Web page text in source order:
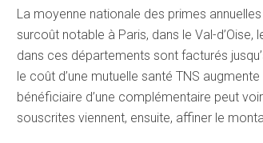
La moyenne nationale des primes
surcoût notable à Paris, dans le Val-
dans ces départements sont facturés
le coût d’une mutuelle santé TNS
bénéficiaire d’une complémentaire peut
souscrites viennent, ensuite, affiner le